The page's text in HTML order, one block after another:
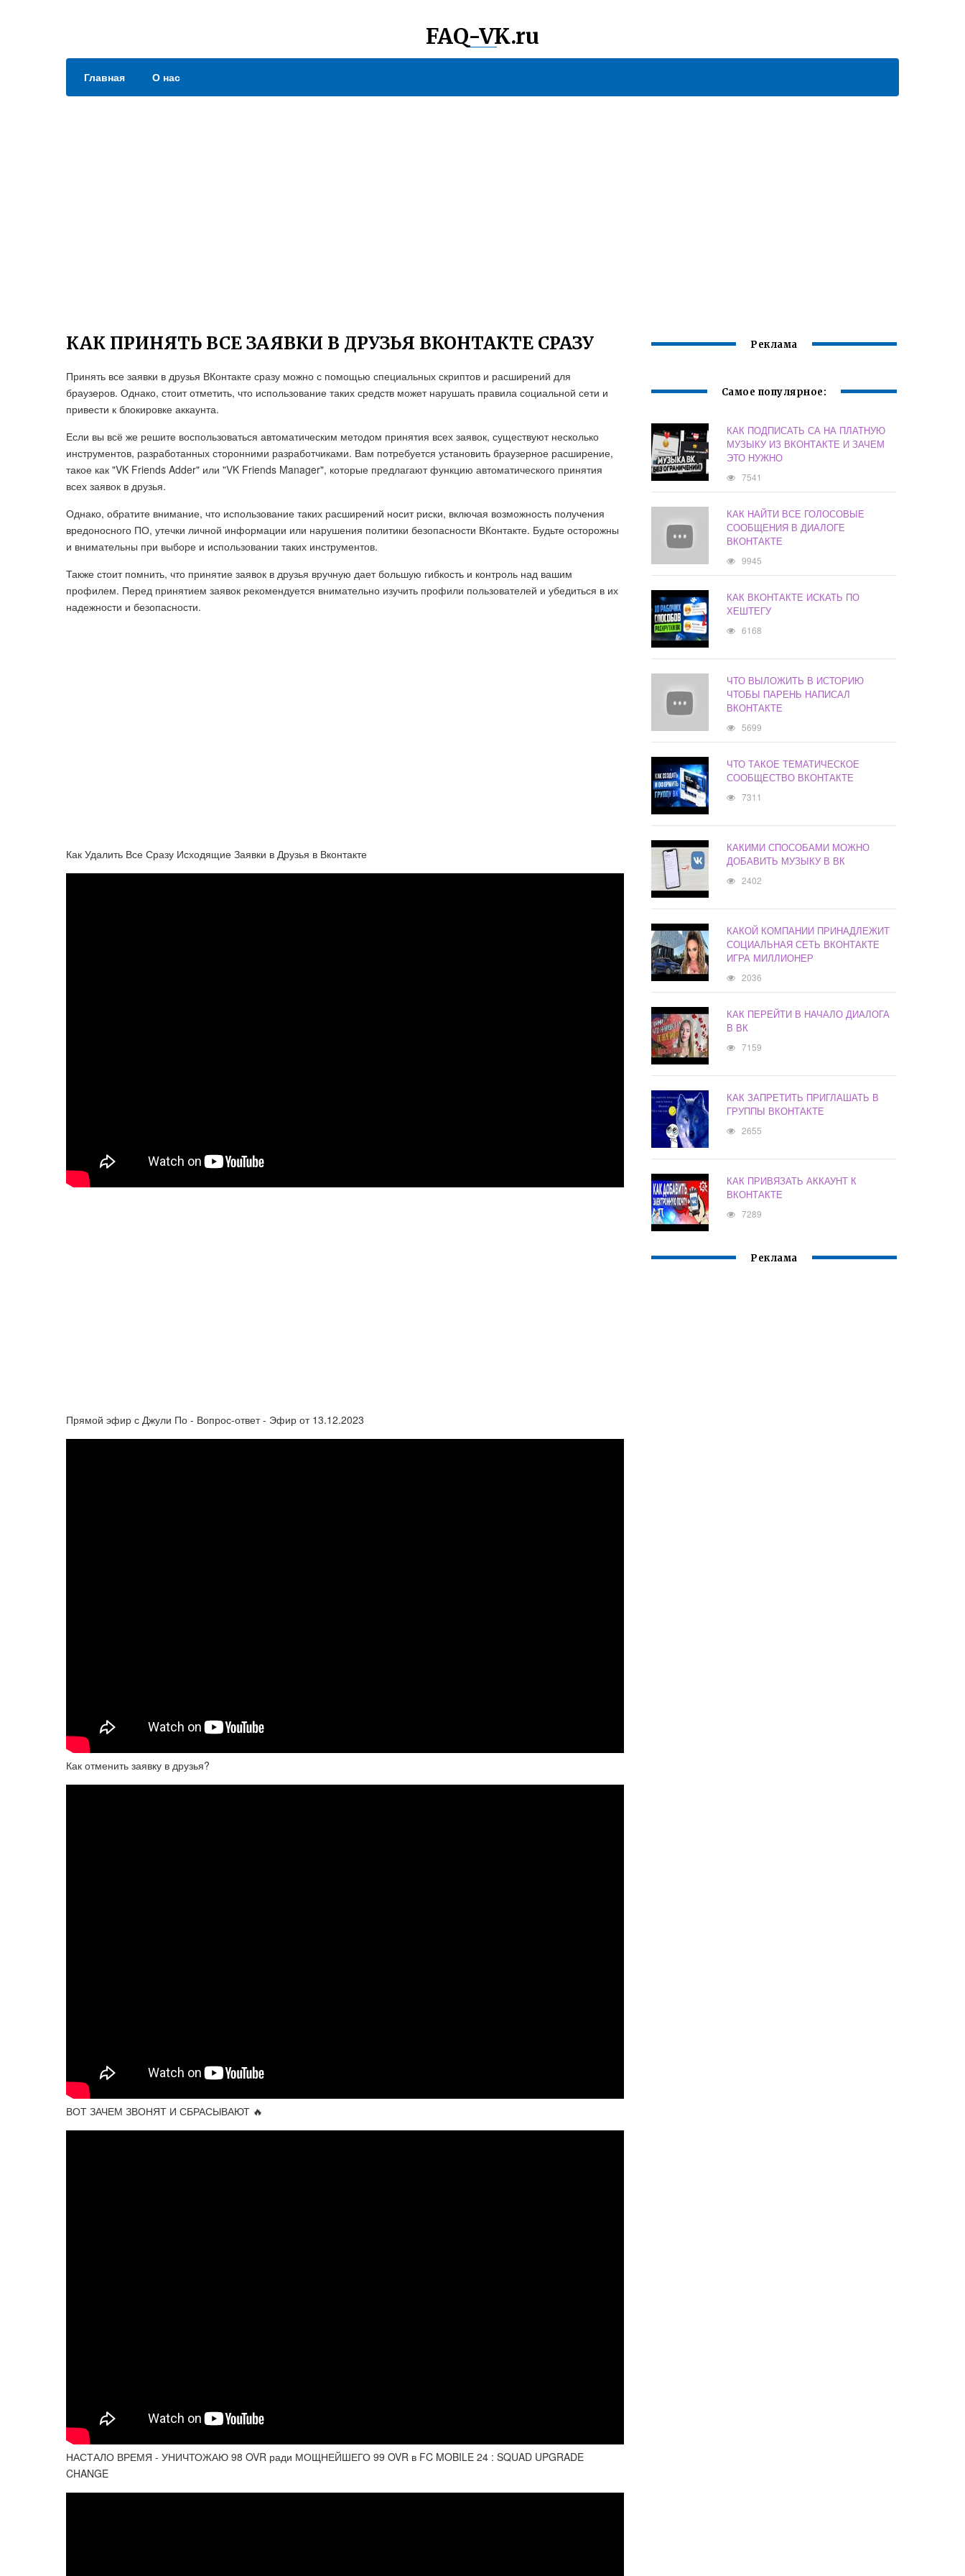
FAQ-VK.ru
Главная О нас
КАК ПРИНЯТЬ ВСЕ ЗАЯВКИ В ДРУЗЬЯ ВКОНТАКТЕ СРАЗУ
Принять все заявки в друзья ВКонтакте сразу можно с помощью специальных скриптов и расширений для
браузеров. Однако, стоит отметить, что использование таких средств может нарушать правила социальной сети и
привести к блокировке аккаунта.
Если вы всё же решите воспользоваться автоматическим методом принятия всех заявок, существуют несколько
инструментов, разработанных сторонними разработчиками. Вам потребуется установить браузерное расширение,
такое как "VK Friends Adder" или "VK Friends Manager", которые предлагают функцию автоматического принятия
всех заявок в друзья.
Однако, обратите внимание, что использование таких расширений носит риски, включая возможность получения
вредоносного ПО, утечки личной информации или нарушения политики безопасности ВКонтакте. Будьте осторожны
и внимательны при выборе и использовании таких инструментов.
Также стоит помнить, что принятие заявок в друзья вручную дает большую гибкость и контроль над вашим
профилем. Перед принятием заявок рекомендуется внимательно изучить профили пользователей и убедиться в их
надежности и безопасности.
Как Удалить Все Сразу Исходящие Заявки в Друзья в Вконтакте
Прямой эфир с Джули По - Вопрос-ответ - Эфир от 13.12.2023
Как отменить заявку в друзья?
ВОТ ЗАЧЕМ ЗВОНЯТ И СБРАСЫВАЮТ 🔥
НАСТАЛО ВРЕМЯ - УНИЧТОЖАЮ 98 OVR ради МОЩНЕЙШЕГО 99 OVR в FC MOBILE 24 : SQUAD UPGRADE
CHANGE
Реклама
Самое популярное:
КАК ПОДПИСАТЬ СА НА ПЛАТНУЮ
МУЗЫКУ ИЗ ВКОНТАКТЕ И ЗАЧЕМ
ЭТО НУЖНО
7541
КАК НАЙТИ ВСЕ ГОЛОСОВЫЕ
СООБЩЕНИЯ В ДИАЛОГЕ
ВКОНТАКТЕ
9945
КАК ВКОНТАКТЕ ИСКАТЬ ПО
ХЕШТЕГУ
6168
ЧТО ВЫЛОЖИТЬ В ИСТОРИЮ
ЧТОБЫ ПАРЕНЬ НАПИСАЛ
ВКОНТАКТЕ
5699
ЧТО ТАКОЕ ТЕМАТИЧЕСКОЕ
СООБЩЕСТВО ВКОНТАКТЕ
7311
КАКИМИ СПОСОБАМИ МОЖНО
ДОБАВИТЬ МУЗЫКУ В ВК
2402
КАКОЙ КОМПАНИИ ПРИНАДЛЕЖИТ
СОЦИАЛЬНАЯ СЕТЬ ВКОНТАКТЕ
ИГРА МИЛЛИОНЕР
2036
КАК ПЕРЕЙТИ В НАЧАЛО ДИАЛОГА
В ВК
7159
КАК ЗАПРЕТИТЬ ПРИГЛАШАТЬ В
ГРУППЫ ВКОНТАКТЕ
2655
КАК ПРИВЯЗАТЬ АККАУНТ К
ВКОНТАКТЕ
7289
Реклама